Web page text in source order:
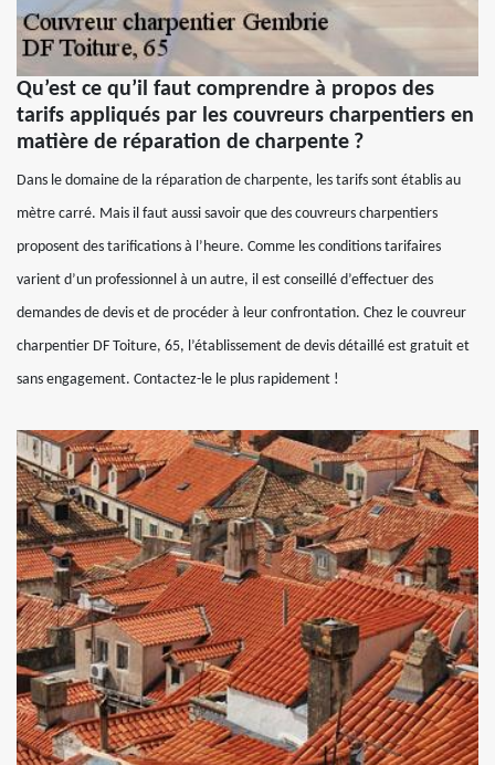
Qu’est ce qu’il faut comprendre à propos des
tarifs appliqués par les couvreurs charpentiers en
matière de réparation de charpente ?
Dans le domaine de la réparation de charpente, les tarifs sont établis au
mètre carré. Mais il faut aussi savoir que des couvreurs charpentiers
proposent des tarifications à l’heure. Comme les conditions tarifaires
varient d’un professionnel à un autre, il est conseillé d’effectuer des
demandes de devis et de procéder à leur confrontation. Chez le couvreur
charpentier DF Toiture, 65, l’établissement de devis détaillé est gratuit et
sans engagement. Contactez-le le plus rapidement !